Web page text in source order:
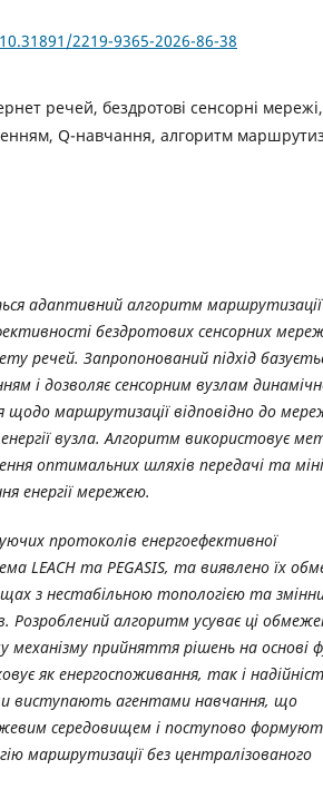
2219-9365-2026-86-38
речей, бездротові сенсорні мережі,
Q-навчання, алгоритм
адаптивний алгоритм
бездротових сенсорних
речей. Запропонований підхід
і дозволяє сенсорним вузлам
маршрутизації відповідно до
вузла. Алгоритм використовує
оптимальних шляхів передачі та
енергії мережею.
протоколів енергоефективної
LEACH та PEGASIS, та виявлено їх
з нестабільною топологією та
Розроблений алгоритм усуває ці
прийняття рішень на основі
як енергоспоживання, так і
виступають агентами навчання, що
середовищем і поступово
маршрутизації без централізованого